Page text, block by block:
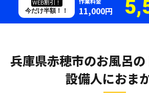
WEB割引！
今だけ半額！！ 11,000円
兵庫県赤穂市のお風呂
設備人におま